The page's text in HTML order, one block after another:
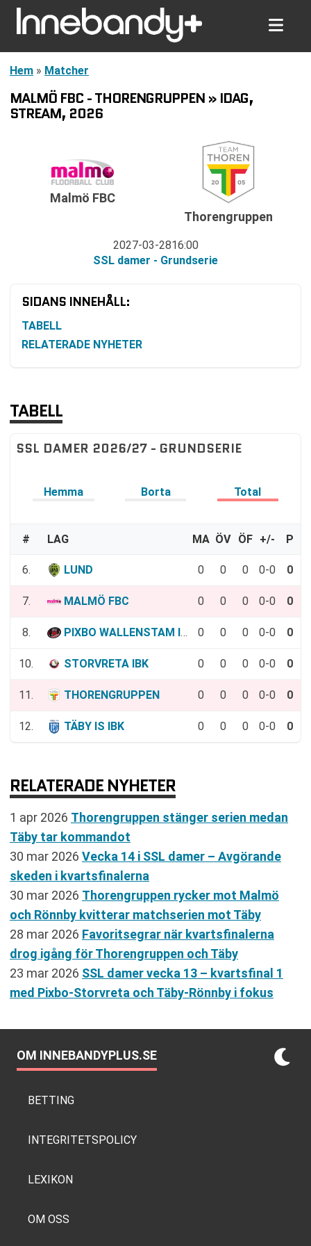
Hem » Matcher
MALMÖ FBC - THORENGRUPPEN » IDAG,
STREAM, 2026
Malmö FBC
2027-03-2816:00
SSL damer - Grundserie
Thorengruppen
SIDANS INNEHÅLL:
TABELL
RELATERADE NYHETER
TABELL
SSL DAMER 2026/27 - GRUNDSERIE
Hemma Borta Total
# LAG MA ÖV ÖF +/- P
6. LUND 0 0 0 0-0 0
7. MALMÖ FBC 0 0 0 0-0 0
8. PIXBO WALLENSTAM IBK 0 0 0 0-0 0
10. STORVRETA IBK 0 0 0 0-0 0
11. THORENGRUPPEN 0 0 0 0-0 0
12. TÄBY IS IBK 0 0 0 0-0 0
RELATERADE NYHETER
1 apr 2026 Thorengruppen stänger serien medan
Täby tar kommandot
30 mar 2026 Vecka 14 i SSL damer – Avgörande
skeden i kvartsfinalerna
30 mar 2026 Thorengruppen rycker mot Malmö
och Rönnby kvitterar matchserien mot Täby
28 mar 2026 Favoritsegrar när kvartsfinalerna
drog igång för Thorengruppen och Täby
23 mar 2026 SSL damer vecka 13 – kvartsfinal 1
med Pixbo-Storvreta och Täby-Rönnby i fokus
OM INNEBANDYPLUS.SE
BETTING
INTEGRITETSPOLICY
LEXIKON
OM OSS